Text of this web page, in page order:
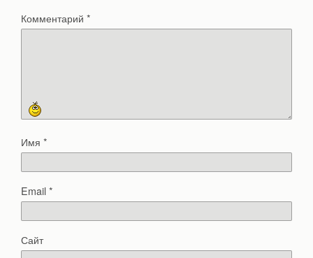
Комментарий *
Имя *
Email*
Сайт